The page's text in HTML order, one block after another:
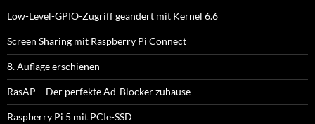
Low-Level-GPIO-Zugriff geändert mit Kernel 6.6
Screen Sharing mit Raspberry Pi Connect
8. Auflage erschienen
RasAP – Der perfekte Ad-Blocker zuhause
Raspberry Pi 5 mit PCIe-SSD